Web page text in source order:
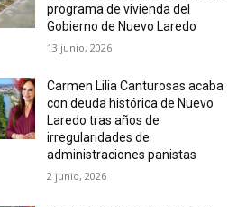
programa de vivienda del
Gobierno de Nuevo Laredo
13 junio, 2026
Carmen Lilia Canturosas acaba
con deuda histórica de Nuevo
Laredo tras años de
irregularidades de
administraciones panistas
2 junio, 2026